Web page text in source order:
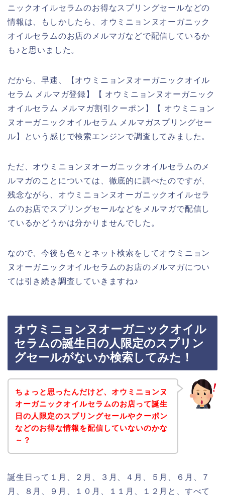
ニックオイルセラムのお得なスプリングセールなどの
情報は、もしかしたら、オウミニョンヌオーガニック
オイルセラムのお店のメルマガなどで配信しているか
も♪と思いました。
だから、早速、【オウミニョンヌオーガニックオイル
セラム メルマガ登録】【 オウミニョンヌオーガニック
オイルセラム メルマガ割引クーポン】【 オウミニョン
ヌオーガニックオイルセラム メルマガスプリングセー
ル】という感じで検索エンジンで調査してみました。
ただ、オウミニョンヌオーガニックオイルセラムのメ
ルマガのことについては、徹底的に調べたのですが、
残念ながら、オウミニョンヌオーガニックオイルセラ
ムのお店でスプリングセールなどをメルマガで配信し
ているかどうかは分かりませんでした。
なので、今後も色々とネット検索をしてオウミニョン
ヌオーガニックオイルセラムのお店のメルマガについ
ては引き続き調査していきますね♪
オウミニョンヌオーガニックオイル
セラムの誕生日の人限定のスプリン
グセールがないか検索してみた！
ちょっと思ったんだけど、オウミニョンヌ
オーガニックオイルセラムのお店って誕生
日の人限定のスプリングセールやクーポン
などのお得な情報を配信していないのかな
～？
誕生日って１月、２月、３月、４月、５月、６月、７
月、８月、９月、１０月、１１月、１２月と、すべて